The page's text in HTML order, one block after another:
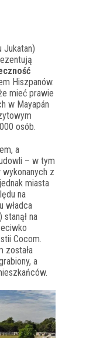
Jukatan)
Hiszpanów.
mieć prawie
w Mayapán
osób.
a
– w tym
z
miasta
na
władca
stanął na
Cocom.
została
a